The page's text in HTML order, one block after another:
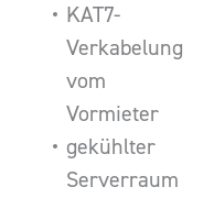
KAT7-
Verkabelung
vom
Vormieter
gekühlter
Serverraum